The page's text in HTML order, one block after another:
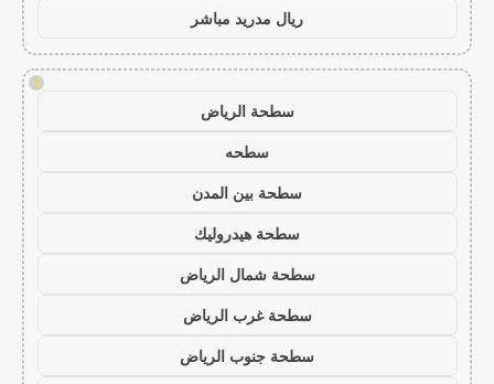
ريال مدريد مباشر
!
سطحة الرياض
سطحه
سطحة بين المدن
سطحة هيدروليك
سطحة شمال الرياض
سطحة غرب الرياض
سطحة جنوب الرياض